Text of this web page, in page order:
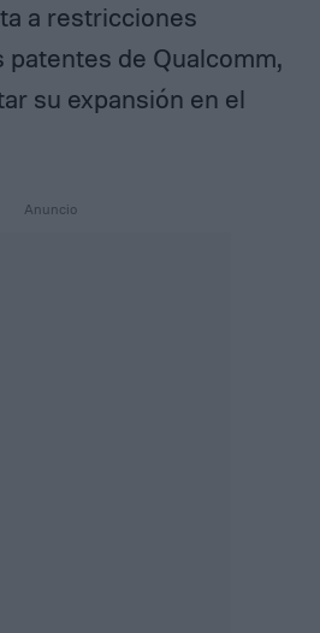
a restricciones
patentes de Qualcomm,
su expansión en el